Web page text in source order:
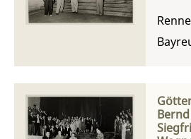
einer